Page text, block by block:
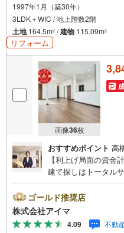
1997年1月（築30年）
3LDK＋WIC / 地上階数2階
土地164.5m2 /建物 115.09m2
リフォーム
画像36枚
おすすめポイント 高
【利上げ局面の資金
建て探しはトータル
画」から「物件選び
す。＼株式会社アイ
のローンの提案力】
関と提携。お借入期
ゴールド推奨店
株式会社アイマ
4.09 不動